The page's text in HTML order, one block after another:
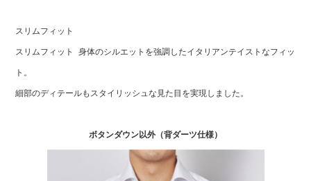
スリムフィット
スリムフィット 身体のシルエットを強調したイタリアンテイストなフィッ
ト。
細部のディテールもスタイリッシュな見た目を実現しました。
ボタンダウン以外（背ダーツ仕様）